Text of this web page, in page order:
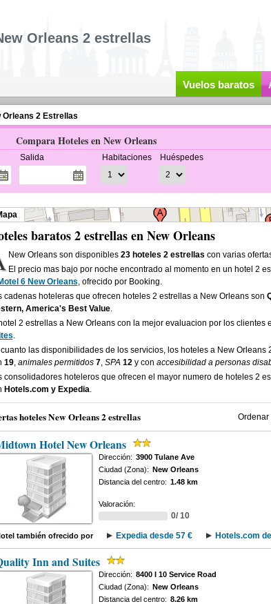
Orleans 2 estrellas
Vuelos baratos
Orleans 2 Estrellas
Compara Hoteles en New Orleans
Salida Habitaciones Huéspedes
baratos 2 estrellas en New Orleans
New Orleans son disponibles23 hoteles 2 estrellas con varias
El precio mas bajo por noche encontrado al momento en un hotel 2
6 New Orleans, ofrecido por Booking.
cadenas hoteleras que ofrecen hoteles 2 estrellas a New Orleans son
America's Best Value.
2 estrellas a New Orleans con la mejor evaluacion por los clientes
.
cuanto las disponibilidades de los servicios, los hoteles a New Orleans
19, animales permitidos 7, SPA 12y con accesibilidad a personas
consolidadores hoteleros que ofrecen el mayor numero de hoteles 2
Hotels.com y Expedia.
hoteles New Orleans 2 estrellas Ordenar
Hotel New Orleans
Dirección: 3900 Tulane Ave
Ciudad (Zona): New Orleans
Distancia del centro: 1.48 km
Valoración:
0/ 10
también ofrecido por Expedia desde 57 € Hotels.com
Inn and Suites
Dirección: 8400 I 10 Service Road
Ciudad (Zona): New Orleans
Distancia del centro: 8.26 km